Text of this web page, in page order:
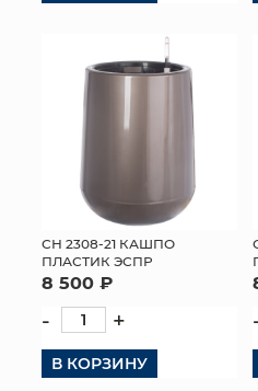
СН 2308-21 КАШПО
ПЛАСТИК ЭСПР
8 500 ₽
- +
В КОРЗИНУ